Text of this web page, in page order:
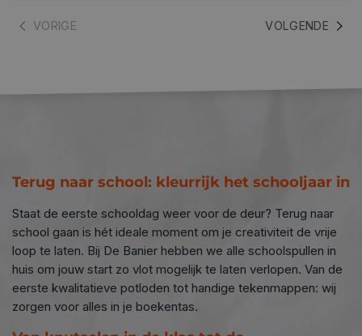
VORIGE VOLGENDE
Terug naar school: kleurrijk het schooljaar in
Staat de eerste schooldag weer voor de deur? Terug naar
school gaan is hét ideale moment om je creativiteit de vrije
loop te laten. Bij De Banier hebben we alle schoolspullen in
huis om jouw start zo vlot mogelijk te laten verlopen. Van de
eerste kwalitatieve potloden tot handige tekenmappen: wij
zorgen voor alles in je boekentas.